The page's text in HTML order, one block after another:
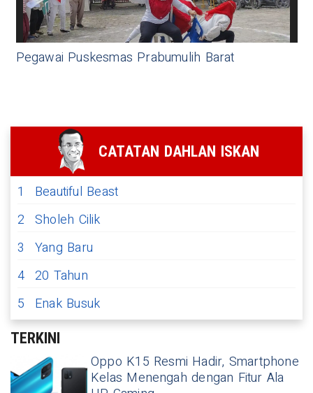
Pegawai Puskesmas Prabumulih Barat
CATATAN DAHLAN ISKAN
1
Beautiful Beast
2 Sholeh Cilik
3
Yang Baru
4 20 Tahun
5
Enak Busuk
TERKINI
Oppo K15 Resmi Hadir, Smartphone
Kelas Menengah dengan Fitur Ala